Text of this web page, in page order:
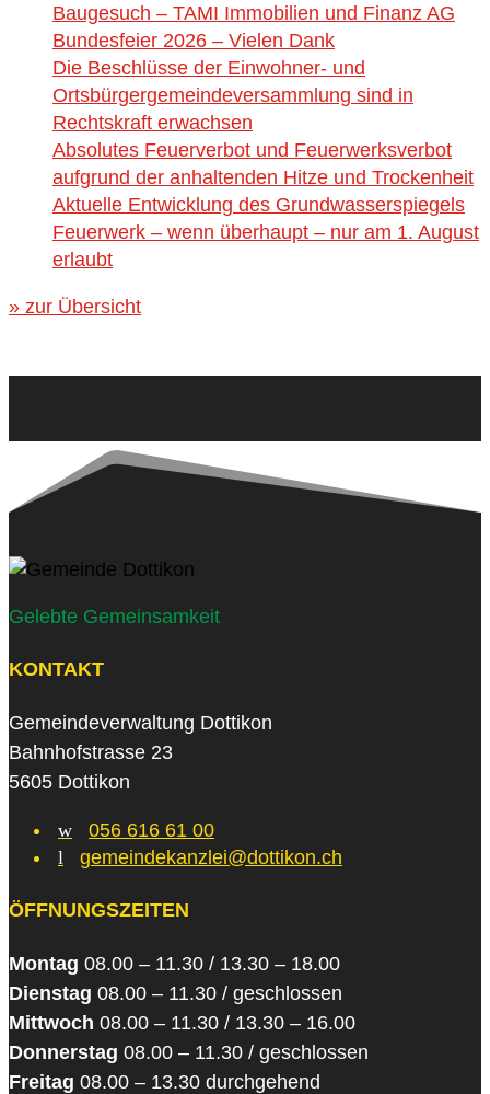
Baugesuch – TAMI Immobilien und Finanz AG
Bundesfeier 2026 – Vielen Dank
Die Beschlüsse der Einwohner- und
Ortsbürgergemeindeversammlung sind in
Rechtskraft erwachsen
Absolutes Feuerverbot und Feuerwerksverbot
aufgrund der anhaltenden Hitze und Trockenheit
Aktuelle Entwicklung des Grundwasserspiegels
Feuerwerk – wenn überhaupt – nur am 1. August
erlaubt
» zur Übersicht
Gelebte Gemeinsamkeit
KONTAKT
Gemeindeverwaltung Dottikon
Bahnhofstrasse 23
5605 Dottikon
w
056 616 61 00
l
gemeindekanzlei@dottikon.ch
ÖFFNUNGSZEITEN
Montag 08.00 – 11.30 / 13.30 – 18.00
Dienstag 08.00 – 11.30 / geschlossen
Mittwoch 08.00 – 11.30 / 13.30 – 16.00
Donnerstag 08.00 – 11.30 / geschlossen
Freitag 08.00 – 13.30 durchgehend